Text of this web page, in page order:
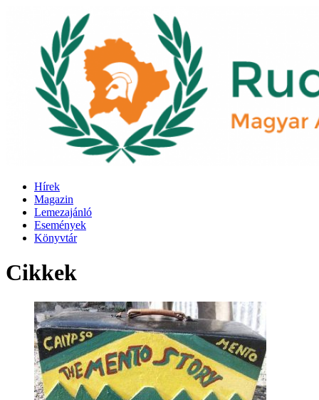
Hírek
Magazin
Lemezajánló
Események
Könyvtár
Cikkek